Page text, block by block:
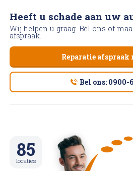
85
locaties
Heeft u schade aan uw
Wij helpen u graag. Bel ons of
afspraak.
Reparatie afspraak
Bel ons: 0900-